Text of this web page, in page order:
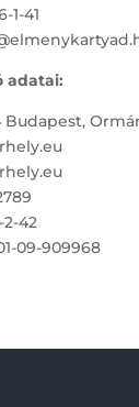
1-41
adatai:
Budapest,
2-42
09-909968